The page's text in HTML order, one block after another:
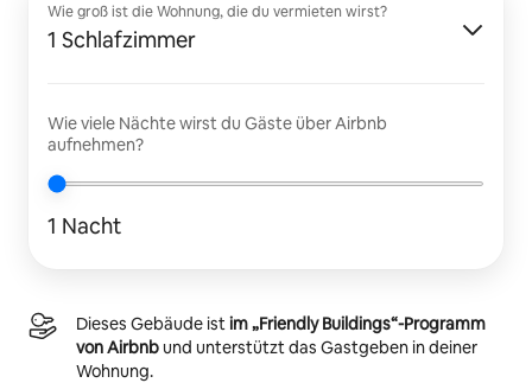
Wie groß ist die Wohnung, die du vermieten wirst?
1 Schlafzimmer
Wie viele Nächte wirst du Gäste über Airbnb
aufnehmen?
1 Nacht
Dieses Gebäude istim „Friendly Buildings“-Programm
von Airbnbund unterstützt das Gastgeben in deiner
Wohnung.